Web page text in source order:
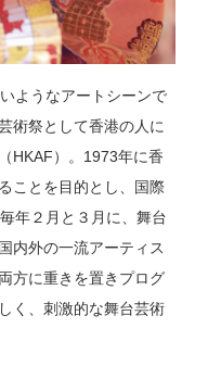
ようなアートシーンで
術祭として香港の人に
HKAF）。1973年に香
ことを目的とし、国際
年２月と３月に、舞台
内外の一流アーティス
方に重きを置きプログ
く、刺激的な舞台芸術